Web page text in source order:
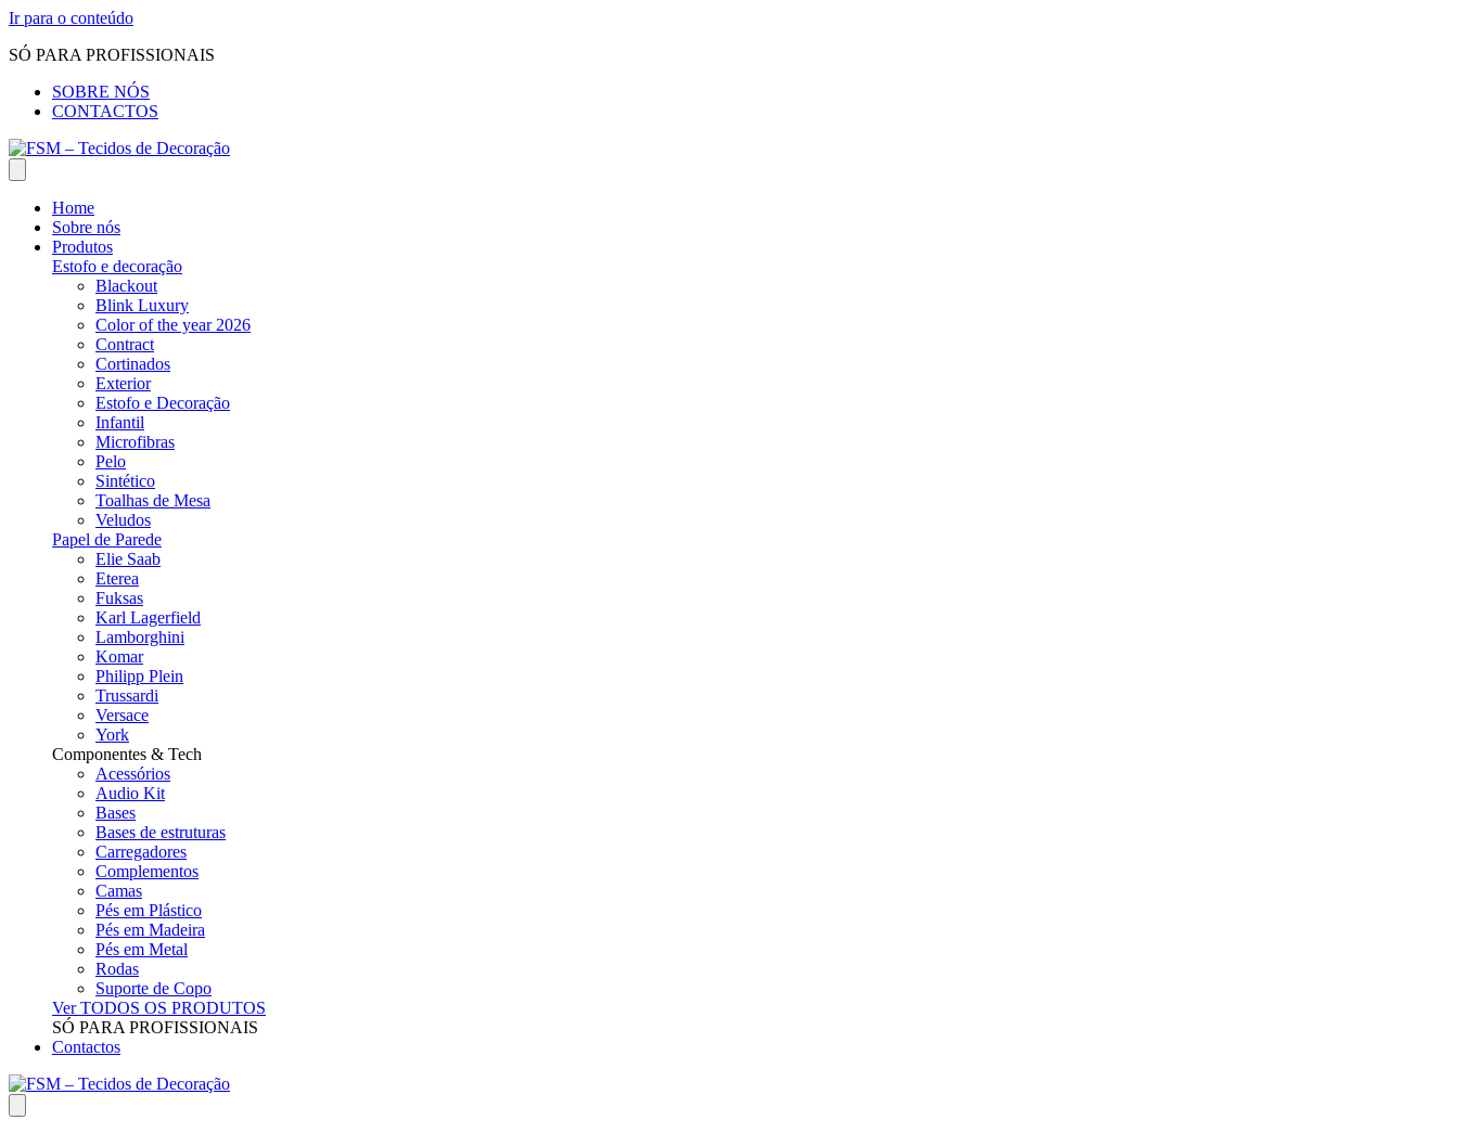
Ir para o conteúdo
SÓ PARA PROFISSIONAIS
SOBRE NÓS
CONTACTOS
Home
Sobre nós
Produtos
Estofo e decoração
Blackout
Blink Luxury
Color of the year 2026
Contract
Cortinados
Exterior
Estofo e Decoração
Infantil
Microfibras
Pelo
Sintético
Toalhas de Mesa
Veludos
Papel de Parede
Elie Saab
Eterea
Fuksas
Karl Lagerfield
Lamborghini
Komar
Philipp Plein
Trussardi
Versace
York
Componentes & Tech
Acessórios
Audio Kit
Bases
Bases de estruturas
Carregadores
Complementos
Camas
Pés em Plástico
Pés em Madeira
Pés em Metal
Rodas
Suporte de Copo
Ver TODOS OS PRODUTOS
SÓ PARA PROFISSIONAIS
Contactos